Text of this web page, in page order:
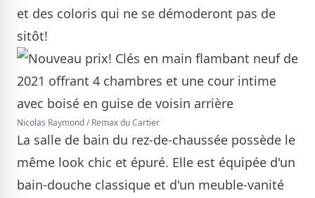
et des coloris qui ne se démoderont pas de
sitôt!
Nicolas Raymond / Remax du Cartier
La salle de bain du rez-de-chaussée possède le
même look chic et épuré. Elle est équipée d'un
bain-douche classique et d'un meuble-vanité